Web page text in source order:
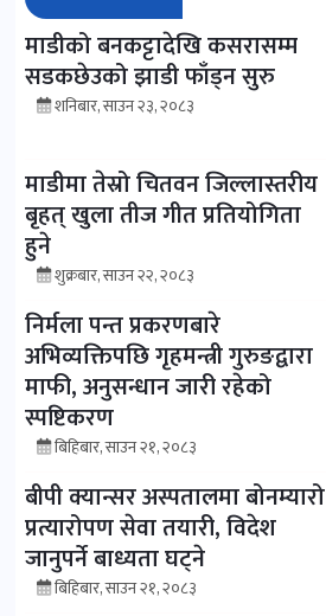
माडीको बनकट्टादेखि कसरासम्म
सडकछेउको झाडी फाँड्न सुरु
शनिबार, साउन २३, २०८३
माडीमा तेस्रो चितवन जिल्लास्तरीय
बृहत् खुला तीज गीत प्रतियोगिता
हुने
शुक्रबार, साउन २२, २०८३
निर्मला पन्त प्रकरणबारे
अभिव्यक्तिपछि गृहमन्त्री गुरुङद्वारा
माफी, अनुसन्धान जारी रहेको
स्पष्टिकरण
बिहिबार, साउन २१, २०८३
बीपी क्यान्सर अस्पतालमा बोनम्यारो
प्रत्यारोपण सेवा तयारी, विदेश
जानुपर्ने बाध्यता घट्ने
बिहिबार, साउन २१, २०८३